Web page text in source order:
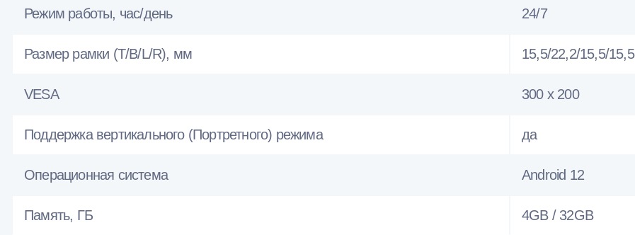
Режим работы, час/день 24/7
Размер рамки (T/B/L/R), мм 15,5/22,2/15,5/15,5
VESA 300 х 200
Поддержка вертикального (Портретного) режима да
Операционная система Android 12
Память, ГБ 4GB / 32GB